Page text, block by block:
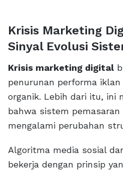
Krisis Marketing
Sinyal Evolusi
Krisis marketing digital
penurunan performa
organik. Lebih dari itu, ini
bahwa sistem
mengalami perubahan
Algoritma media sosial
bekerja dengan prinsip